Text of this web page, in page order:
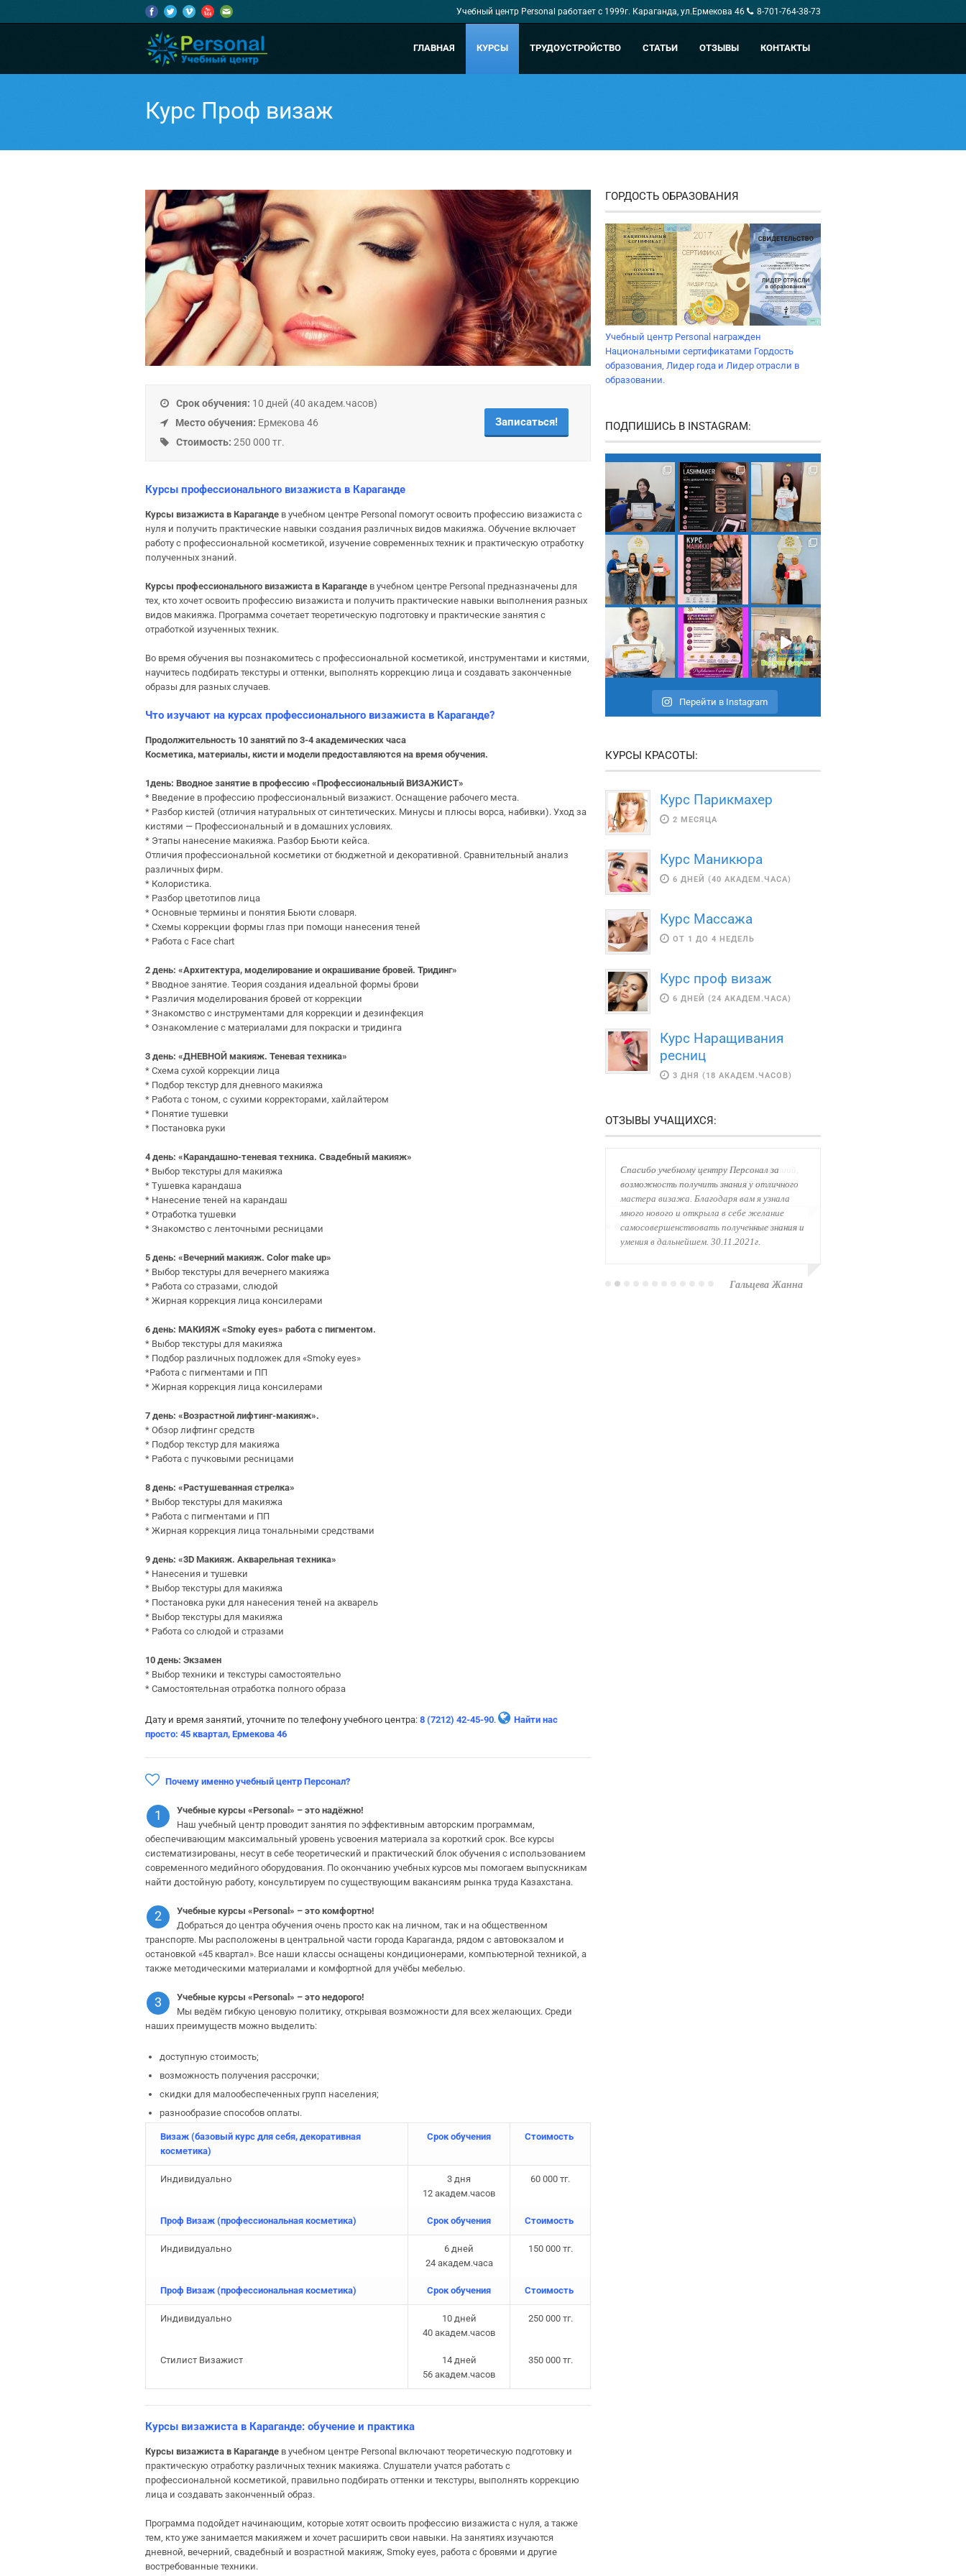
Учебный центр Personal работает с 1999г. Караганда, ул.Ермекова 46 8-701-764-38-73
ГЛАВНАЯ КУРСЫ ТРУДОУСТРОЙСТВО СТАТЬИ ОТЗЫВЫ КОНТАКТЫ
Курс Проф визаж
Срок обучения: 10 дней (40 академ.часов)
Место обучения: Ермекова 46
Стоимость: 250 000 тг.
Записаться!
Курсы профессионального визажиста в Караганде
Курсы визажиста в Караганде в учебном центре Personal помогут освоить профессию визажиста с
нуля и получить практические навыки создания различных видов макияжа. Обучение включает
работу с профессиональной косметикой, изучение современных техник и практическую отработку
полученных знаний.
Курсы профессионального визажиста в Караганде в учебном центре Personal предназначены для
тех, кто хочет освоить профессию визажиста и получить практические навыки выполнения разных
видов макияжа. Программа сочетает теоретическую подготовку и практические занятия с
отработкой изученных техник.
Во время обучения вы познакомитесь с профессиональной косметикой, инструментами и кистями,
научитесь подбирать текстуры и оттенки, выполнять коррекцию лица и создавать законченные
образы для разных случаев.
Что изучают на курсах профессионального визажиста в Караганде?
Продолжительность 10 занятий по 3-4 академических часа
Косметика, материалы, кисти и модели предоставляются на время обучения.
1день: Вводное занятие в профессию «Профессиональный ВИЗАЖИСТ»
* Введение в профессию профессиональный визажист. Оснащение рабочего места.
* Разбор кистей (отличия натуральных от синтетических. Минусы и плюсы ворса, набивки). Уход за
кистями — Профессиональный и в домашних условиях.
* Этапы нанесение макияжа. Разбор Бьюти кейса.
Отличия профессиональной косметики от бюджетной и декоративной. Сравнительный анализ
различных фирм.
* Колористика.
* Разбор цветотипов лица
* Основные термины и понятия Бьюти словаря.
* Схемы коррекции формы глаз при помощи нанесения теней
* Работа с Face chart
2 день: «Архитектура, моделирование и окрашивание бровей. Тридинг»
* Вводное занятие. Теория создания идеальной формы брови
* Различия моделирования бровей от коррекции
* Знакомство с инструментами для коррекции и дезинфекция
* Ознакомление с материалами для покраски и тридинга
3 день: «ДНЕВНОЙ макияж. Теневая техника»
* Схема сухой коррекции лица
* Подбор текстур для дневного макияжа
* Работа с тоном, с сухими корректорами, хайлайтером
* Понятие тушевки
* Постановка руки
4 день: «Карандашно-теневая техника. Свадебный макияж»
* Выбор текстуры для макияжа
* Тушевка карандаша
* Нанесение теней на карандаш
* Отработка тушевки
* Знакомство с ленточными ресницами
5 день: «Вечерний макияж. Color make up»
* Выбор текстуры для вечернего макияжа
* Работа со стразами, слюдой
* Жирная коррекция лица консилерами
6 день: МАКИЯЖ «Smoky eyes» работа с пигментом.
* Выбор текстуры для макияжа
* Подбор различных подложек для «Smoky eyes»
*Работа с пигментами и ПП
* Жирная коррекция лица консилерами
7 день: «Возрастной лифтинг-макияж».
* Обзор лифтинг средств
* Подбор текстур для макияжа
* Работа с пучковыми ресницами
8 день: «Растушеванная стрелка»
* Выбор текстуры для макияжа
* Работа с пигментами и ПП
* Жирная коррекция лица тональными средствами
9 день: «3D Макияж. Акварельная техника»
* Нанесения и тушевки
* Выбор текстуры для макияжа
* Постановка руки для нанесения теней на акварель
* Выбор текстуры для макияжа
* Работа со слюдой и стразами
10 день: Экзамен
* Выбор техники и текстуры самостоятельно
* Самостоятельная отработка полного образа
Дату и время занятий, уточните по телефону учебного центра: 8 (7212) 42-45-90.
Найти нас
просто: 45 квартал, Ермекова 46
Почему именно учебный центр Персонал?
1 Учебные курсы «Personal» – это надёжно!
Наш учебный центр проводит занятия по эффективным авторским программам,
обеспечивающим максимальный уровень усвоения материала за короткий срок. Все курсы
систематизированы, несут в себе теоретический и практический блок обучения с использованием
современного медийного оборудования. По окончанию учебных курсов мы помогаем выпускникам
найти достойную работу, консультируем по существующим вакансиям рынка труда Казахстана.
2 Учебные курсы «Personal» – это комфортно!
Добраться до центра обучения очень просто как на личном, так и на общественном
транспорте. Мы расположены в центральной части города Караганда, рядом с автовокзалом и
остановкой «45 квартал». Все наши классы оснащены кондиционерами, компьютерной техникой, а
также методическими материалами и комфортной для учёбы мебелью.
3 Учебные курсы «Personal» – это недорого!
Мы ведём гибкую ценовую политику, открывая возможности для всех желающих. Среди
наших преимуществ можно выделить:
доступную стоимость;
возможность получения рассрочки;
скидки для малообеспеченных групп населения;
разнообразие способов оплаты.
Визаж (базовый курс для себя, декоративная
косметика)
Срок обучения Стоимость
Индивидуально
3 дня
12 академ.часов
60 000 тг.
Проф Визаж (профессиональная косметика) Срок обучения Стоимость
Индивидуально
6 дней
24 академ.часа
150 000 тг.
Проф Визаж (профессиональная косметика) Срок обучения Стоимость
Индивидуально
10 дней
40 академ.часов
250 000 тг.
Стилист Визажист
14 дней
56 академ.часов
350 000 тг.
Курсы визажиста в Караганде: обучение и практика
Курсы визажиста в Караганде в учебном центре Personal включают теоретическую подготовку и
практическую отработку различных техник макияжа. Слушатели учатся работать с
профессиональной косметикой, правильно подбирать оттенки и текстуры, выполнять коррекцию
лица и создавать законченный образ.
Программа подойдет начинающим, которые хотят освоить профессию визажиста с нуля, а также
тем, кто уже занимается макияжем и хочет расширить свои навыки. На занятиях изучаются
дневной, вечерний, свадебный и возрастной макияж, Smoky eyes, работа с бровями и другие
востребованные техники.
ГОРДОСТЬ ОБРАЗОВАНИЯ
Учебный центр Personal награжден
Национальными сертификатами Гордость
образования, Лидер года и Лидер отрасли в
образовании.
ПОДПИШИСЬ В INSTAGRAM:
Перейти в Instagram
КУРСЫ КРАСОТЫ:
Курс Парикмахер
2 МЕСЯЦА
Курс Маникюра
6 ДНЕЙ (40 АКАДЕМ.ЧАСА)
Курс Массажа
ОТ 1 ДО 4 НЕДЕЛЬ
Курс проф визаж
6 ДНЕЙ (24 АКАДЕМ.ЧАСА)
Курс Наращивания
ресниц
3 ДНЯ (18 АКАДЕМ.ЧАСОВ)
ОТЗЫВЫ УЧАЩИХСЯ:
Спасибо учебному центру Персонал за
возможность получить знания у отличного
мастера визажа. Благодаря вам я узнала
много нового и открыла в себе желание
самосовершенствовать полученные знания и
умения в дальнейшем. 30.11.2021г.
Гальцева Жанна